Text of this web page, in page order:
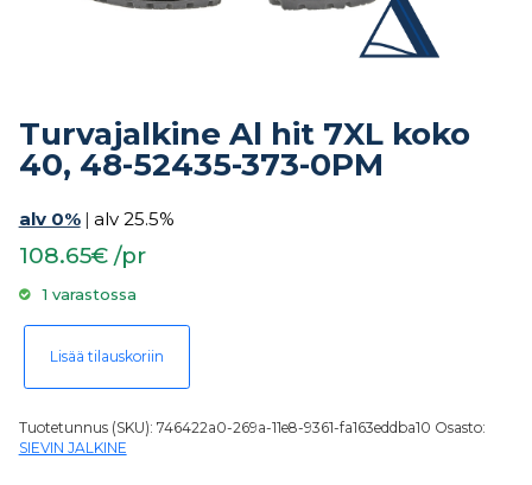
Turvajalkine Al hit 7XL koko
40, 48-52435-373-0PM
alv 0% | alv 25.5%
108.65€ /pr
1 varastossa
Turvajalkine Al hit 7XL koko 40, 48-52435-373-0PM määrä
Lisää tilauskoriin
Tuotetunnus (SKU): 746422a0-269a-11e8-9361-fa163eddba10 Osasto:
SIEVIN JALKINE